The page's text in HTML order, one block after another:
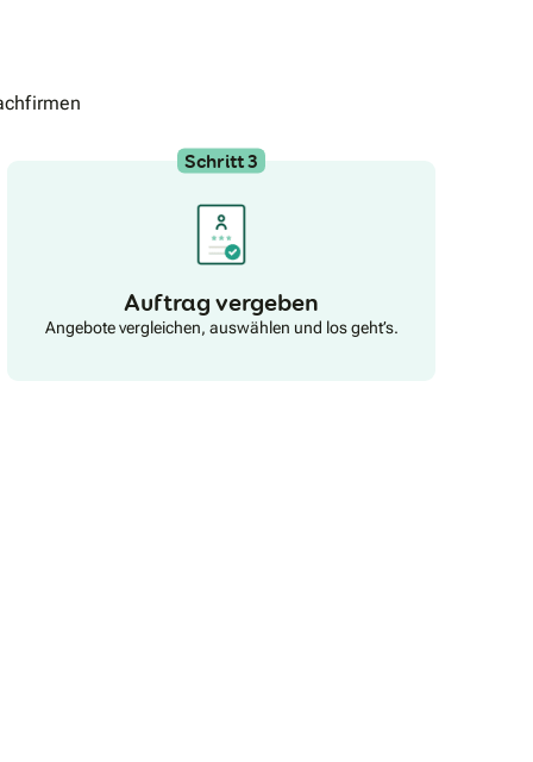
Schritt 3
Auftrag vergeben
Angebote vergleichen, auswählen und los geht’s.